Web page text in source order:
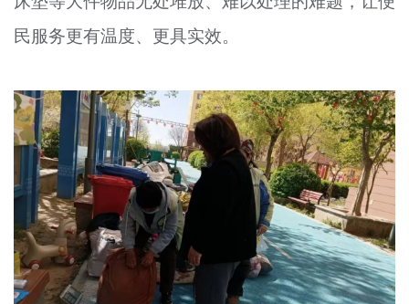
民服务更有温度、更具实效。